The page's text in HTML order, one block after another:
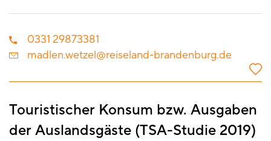
0331 29873381
madlen.wetzel@reiseland-brandenburg.de
Touristischer Konsum bzw. Ausgaben
der Auslandsgäste (TSA-Studie 2019)